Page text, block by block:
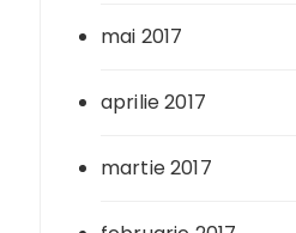
mai 2017
aprilie 2017
martie 2017